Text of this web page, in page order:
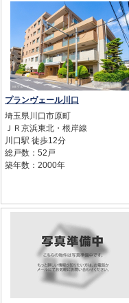
プランヴェール川口
埼玉県川口市原町
ＪＲ京浜東北・根岸線
川口駅 徒歩12分
総戸数：52戸
築年数：2000年